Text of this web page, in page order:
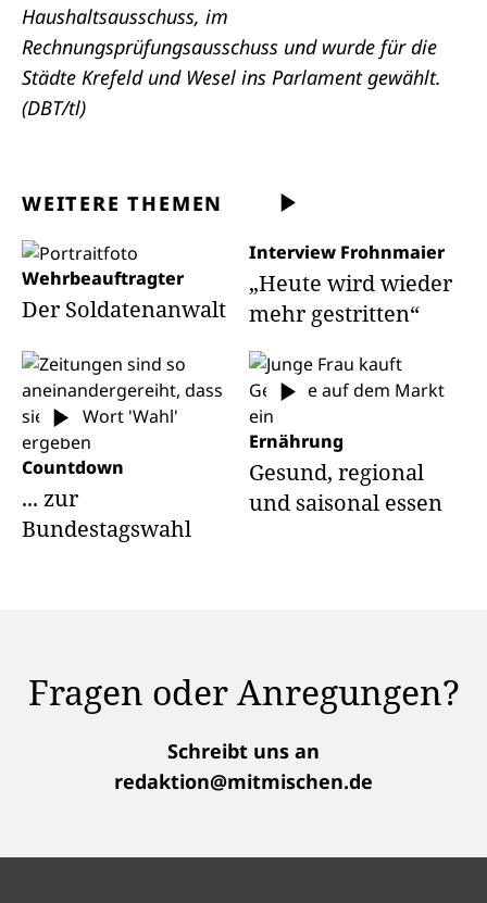
Haushaltsausschuss, im
Rechnungsprüfungsausschuss und wurde für die
Städte Krefeld und Wesel ins Parlament gewählt.
(DBT/tl)
WEITERE THEMEN
Wehrbeauftragter
Der Soldatenanwalt
Interview Frohnmaier
„Heute wird wieder
mehr gestritten“
Countdown
... zur
Bundestagswahl
Ernährung
Gesund, regional
und saisonal essen
Fragen oder Anregungen?
Schreibt uns an
redaktion@mitmischen.de